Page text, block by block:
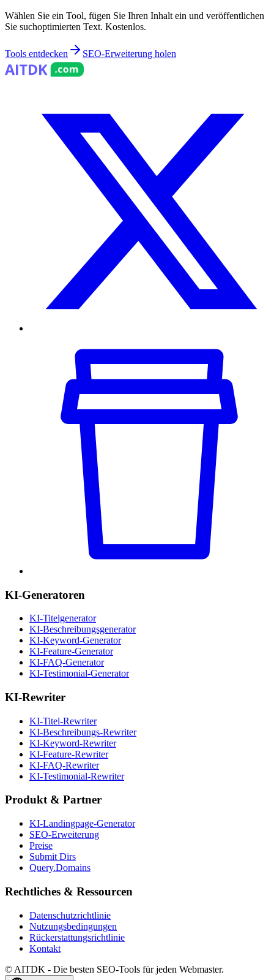
Wählen Sie ein Tool, fügen Sie Ihren Inhalt ein und veröffentlichen
Sie suchoptimierten Text. Kostenlos.
Tools entdecken SEO-Erweiterung holen
KI-Generatoren
KI-Titelgenerator
KI-Beschreibungsgenerator
KI-Keyword-Generator
KI-Feature-Generator
KI-FAQ-Generator
KI-Testimonial-Generator
KI-Rewriter
KI-Titel-Rewriter
KI-Beschreibungs-Rewriter
KI-Keyword-Rewriter
KI-Feature-Rewriter
KI-FAQ-Rewriter
KI-Testimonial-Rewriter
Produkt & Partner
KI-Landingpage-Generator
SEO-Erweiterung
Preise
Submit Dirs
Query.Domains
Rechtliches & Ressourcen
Datenschutzrichtlinie
Nutzungsbedingungen
Rückerstattungsrichtlinie
Kontakt
© AITDK - Die besten SEO-Tools für jeden Webmaster.